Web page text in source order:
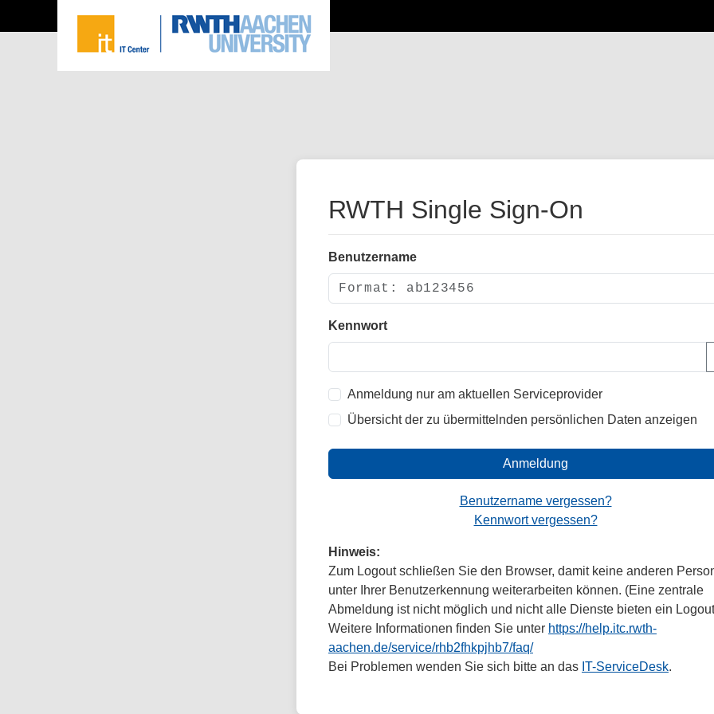
RWTH Single Sign-On
Benutzername
Kennwort
Anmeldung nur am aktuellen Serviceprovider
Übersicht der zu übermittelnden persönlichen Daten anzeigen
Anmeldung
Benutzername vergessen?
Kennwort vergessen?
Hinweis:
Zum Logout schließen Sie den Browser, damit keine anderen
unter Ihrer Benutzerkennung weiterarbeiten können. (Eine zentrale
Abmeldung ist nicht möglich und nicht alle Dienste bieten ein
Weitere Informationen finden Sie unter https://help.itc.rwth-
aachen.de/service/rhb2fhkpjhb7/faq/
Bei Problemen wenden Sie sich bitte an das IT-ServiceDesk.